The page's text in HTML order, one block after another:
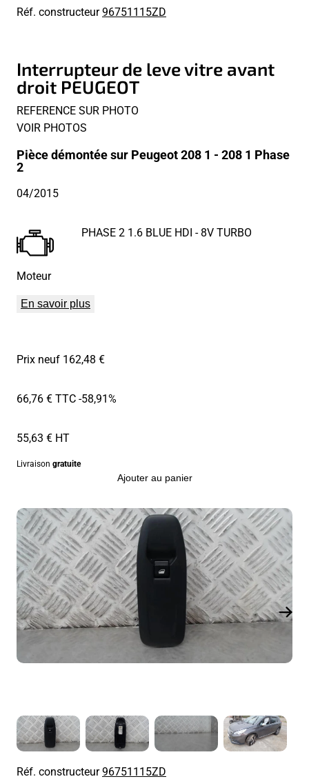
Réf. constructeur96751115ZD
Interrupteur de leve vitre avant
droit PEUGEOT
REFERENCE SUR PHOTO
VOIR PHOTOS
Pièce démontée sur Peugeot 208 1 - 208 1 Phase
2
04/2015
Moteur
PHASE 2 1.6 BLUE HDI - 8V TURBO
En savoir plus
Prix neuf 162,48 €
66,76 € TTC-58,91%
55,63 € HT
Livraison gratuite
Ajouter au panier
Réf. constructeur96751115ZD